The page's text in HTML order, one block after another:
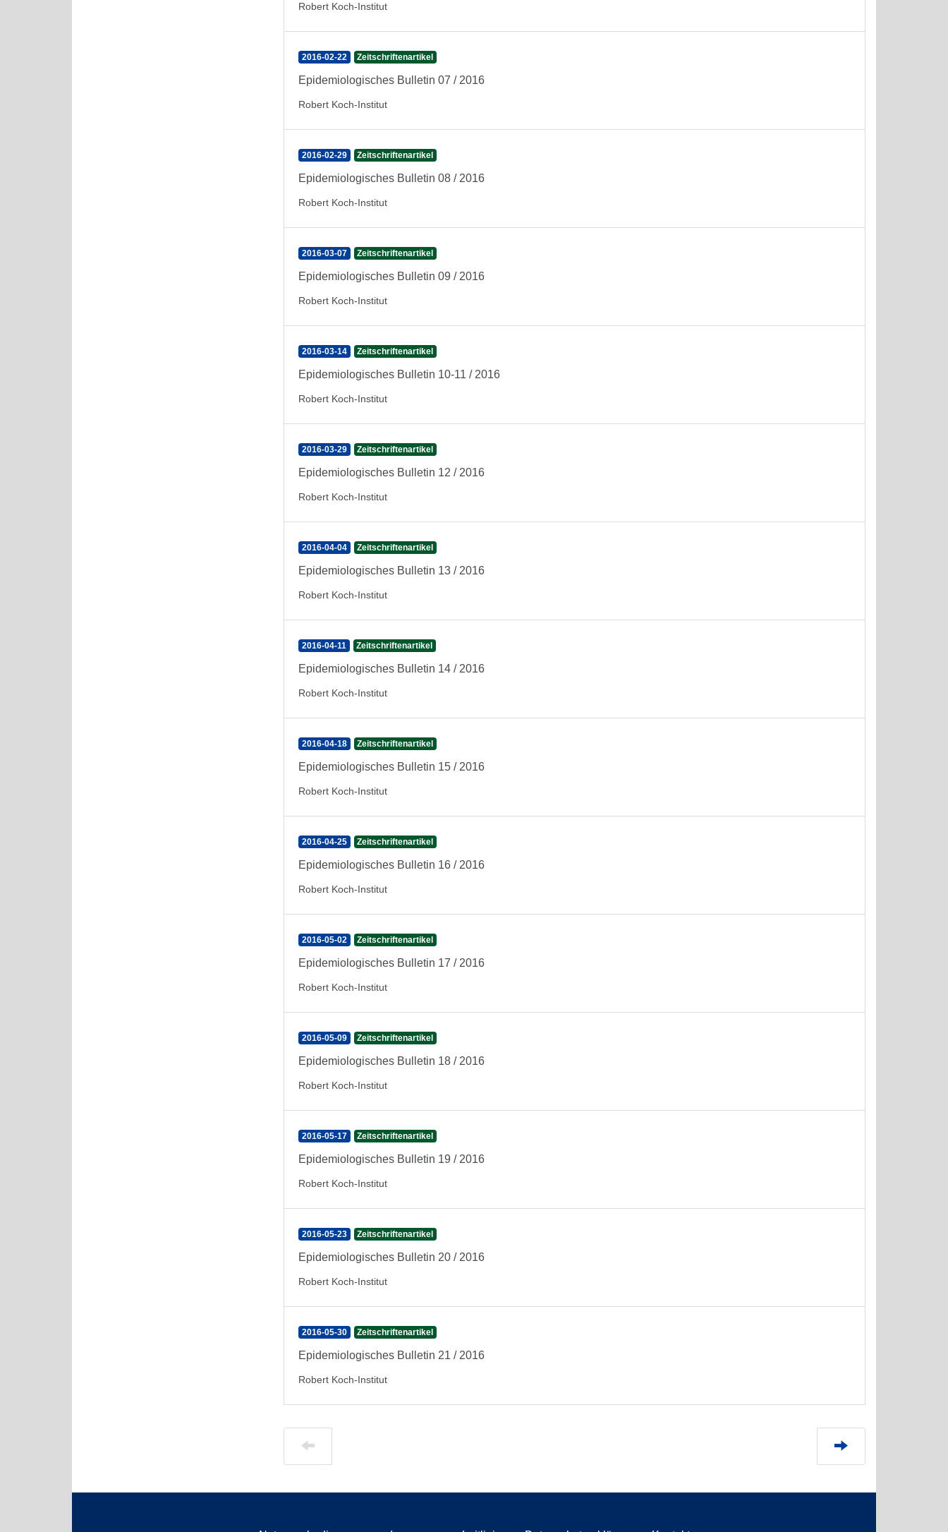
Robert Koch-Institut
2016-02-22 Zeitschriftenartikel
Epidemiologisches Bulletin 07 / 2016
Robert Koch-Institut
2016-02-29 Zeitschriftenartikel
Epidemiologisches Bulletin 08 / 2016
Robert Koch-Institut
2016-03-07 Zeitschriftenartikel
Epidemiologisches Bulletin 09 / 2016
Robert Koch-Institut
2016-03-14 Zeitschriftenartikel
Epidemiologisches Bulletin 10-11 / 2016
Robert Koch-Institut
2016-03-29 Zeitschriftenartikel
Epidemiologisches Bulletin 12 / 2016
Robert Koch-Institut
2016-04-04 Zeitschriftenartikel
Epidemiologisches Bulletin 13 / 2016
Robert Koch-Institut
2016-04-11 Zeitschriftenartikel
Epidemiologisches Bulletin 14 / 2016
Robert Koch-Institut
2016-04-18 Zeitschriftenartikel
Epidemiologisches Bulletin 15 / 2016
Robert Koch-Institut
2016-04-25 Zeitschriftenartikel
Epidemiologisches Bulletin 16 / 2016
Robert Koch-Institut
2016-05-02 Zeitschriftenartikel
Epidemiologisches Bulletin 17 / 2016
Robert Koch-Institut
2016-05-09 Zeitschriftenartikel
Epidemiologisches Bulletin 18 / 2016
Robert Koch-Institut
2016-05-17 Zeitschriftenartikel
Epidemiologisches Bulletin 19 / 2016
Robert Koch-Institut
2016-05-23 Zeitschriftenartikel
Epidemiologisches Bulletin 20 / 2016
Robert Koch-Institut
2016-05-30 Zeitschriftenartikel
Epidemiologisches Bulletin 21 / 2016
Robert Koch-Institut